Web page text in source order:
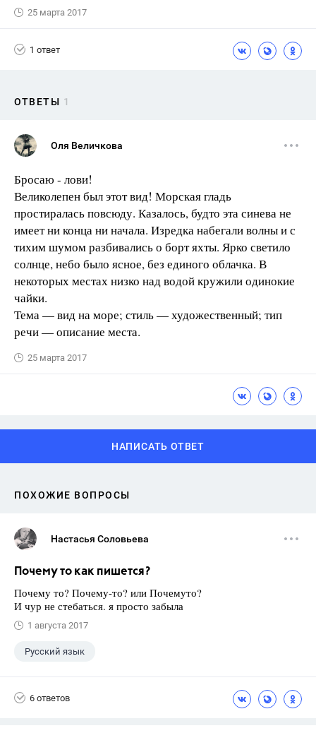
25 марта 2017
1 ответ
ОТВЕТЫ 1
Оля Величкова
Бросаю - лови!
Великолепен был этот вид! Морская гладь
простиралась повсюду. Казалось, будто эта синева не
имеет ни конца ни начала. Изредка набегали волны и с
тихим шумом разбивались о борт яхты. Ярко светило
солнце, небо было ясное, без единого облачка. В
некоторых местах низко над водой кружили одинокие
чайки.
Тема — вид на море; стиль — художественный; тип
речи — описание места.
25 марта 2017
НАПИСАТЬ ОТВЕТ
ПОХОЖИЕ ВОПРОСЫ
Настасья Соловьева
Почему то как пишется?
Почему то? Почему-то? или Почемуто?
И чур не стебаться. я просто забыла
1 августа 2017
Русский язык
6 ответов